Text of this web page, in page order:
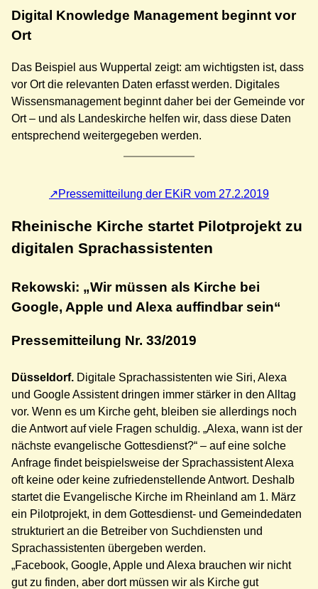
Digital Knowledge Management beginnt vor
Ort
Das Beispiel aus Wuppertal zeigt: am wichtigsten ist, dass
vor Ort die relevanten Daten erfasst werden. Digitales
Wissensmanagement beginnt daher bei der Gemeinde vor
Ort – und als Landeskirche helfen wir, dass diese Daten
entsprechend weitergegeben werden.
Pressemitteilung der EKiR vom 27.2.2019
Rheinische Kirche startet Pilotprojekt zu
digitalen Sprachassistenten
Rekowski: „Wir müssen als Kirche bei
Google, Apple und Alexa auffindbar sein“
Pressemitteilung Nr. 33/2019
Düsseldorf. Digitale Sprachassistenten wie Siri, Alexa
und Google Assistent dringen immer stärker in den Alltag
vor. Wenn es um Kirche geht, bleiben sie allerdings noch
die Antwort auf viele Fragen schuldig. „Alexa, wann ist der
nächste evangelische Gottesdienst?“ – auf eine solche
Anfrage findet beispielsweise der Sprachassistent Alexa
oft keine oder keine zufriedenstellende Antwort. Deshalb
startet die Evangelische Kirche im Rheinland am 1. März
ein Pilotprojekt, in dem Gottesdienst- und Gemeindedaten
strukturiert an die Betreiber von Suchdiensten und
Sprachassistenten übergeben werden.
„Facebook, Google, Apple und Alexa brauchen wir nicht
gut zu finden, aber dort müssen wir als Kirche gut